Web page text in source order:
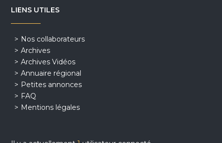
LIENS UTILES
Nos collaborateurs
Archives
Archives Vidéos
Annuaire régional
Petites annonces
FAQ
Mentions légales